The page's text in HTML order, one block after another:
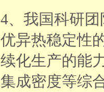
4、我国科研
优异热稳定性
续化生产的能
集成密度等综